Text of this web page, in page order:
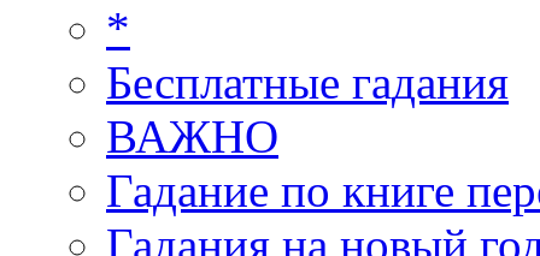
*
Бесплатные гадания
ВАЖНО
Гадание по книге
Гадания на новый